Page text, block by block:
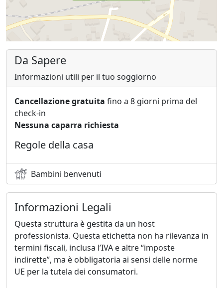
Da Sapere
Informazioni utili per il tuo soggiorno
Cancellazione gratuita fino a 8 giorni prima del
check-in
Nessuna caparra richiesta
Regole della casa
Bambini benvenuti
Informazioni Legali
Questa struttura è gestita da un host
professionista. Questa etichetta non ha rilevanza in
termini fiscali, inclusa l’IVA e altre “imposte
indirette”, ma è obbligatoria ai sensi delle norme
UE per la tutela dei consumatori.